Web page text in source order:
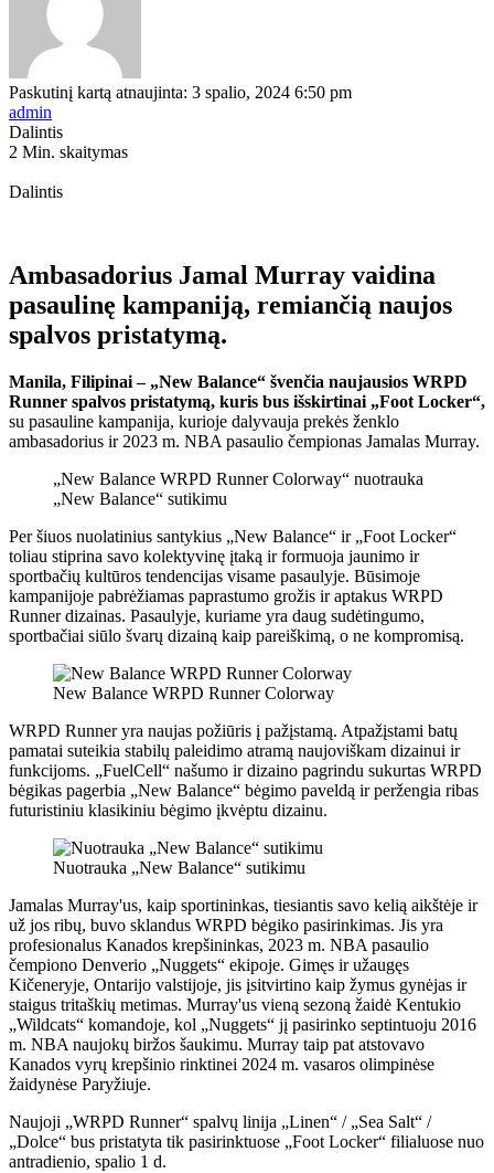
Paskutinį kartą atnaujinta: 3 spalio, 2024 6:50 pm
admin
Dalintis
2 Min. skaitymas
Dalintis
Ambasadorius Jamal Murray vaidina
pasaulinę kampaniją, remiančią naujos
spalvos pristatymą.
Manila, Filipinai – „New Balance“ švenčia naujausios WRPD
Runner spalvos pristatymą, kuris bus išskirtinai „Foot Locker“,
su pasauline kampanija, kurioje dalyvauja prekės ženklo
ambasadorius ir 2023 m. NBA pasaulio čempionas Jamalas Murray.
„New Balance WRPD Runner Colorway“ nuotrauka
„New Balance“ sutikimu
Per šiuos nuolatinius santykius „New Balance“ ir „Foot Locker“
toliau stiprina savo kolektyvinę įtaką ir formuoja jaunimo ir
sportbačių kultūros tendencijas visame pasaulyje. Būsimoje
kampanijoje pabrėžiamas paprastumo grožis ir aptakus WRPD
Runner dizainas. Pasaulyje, kuriame yra daug sudėtingumo,
sportbačiai siūlo švarų dizainą kaip pareiškimą, o ne kompromisą.
New Balance WRPD Runner Colorway
WRPD Runner yra naujas požiūris į pažįstamą. Atpažįstami batų
pamatai suteikia stabilų paleidimo atramą naujoviškam dizainui ir
funkcijoms. „FuelCell“ našumo ir dizaino pagrindu sukurtas WRPD
bėgikas pagerbia „New Balance“ bėgimo paveldą ir peržengia ribas
futuristiniu klasikiniu bėgimo įkvėptu dizainu.
Nuotrauka „New Balance“ sutikimu
Jamalas Murray'us, kaip sportininkas, tiesiantis savo kelią aikštėje ir
už jos ribų, buvo sklandus WRPD bėgiko pasirinkimas. Jis yra
profesionalus Kanados krepšininkas, 2023 m. NBA pasaulio
čempiono Denverio „Nuggets“ ekipoje. Gimęs ir užaugęs
Kičeneryje, Ontarijo valstijoje, jis įsitvirtino kaip žymus gynėjas ir
staigus tritaškių metimas. Murray'us vieną sezoną žaidė Kentukio
„Wildcats“ komandoje, kol „Nuggets“ jį pasirinko septintuoju 2016
m. NBA naujokų biržos šaukimu. Murray taip pat atstovavo
Kanados vyrų krepšinio rinktinei 2024 m. vasaros olimpinėse
žaidynėse Paryžiuje.
Naujoji „WRPD Runner“ spalvų linija „Linen“ / „Sea Salt“ /
„Dolce“ bus pristatyta tik pasirinktuose „Foot Locker“ filialuose nuo
antradienio, spalio 1 d.